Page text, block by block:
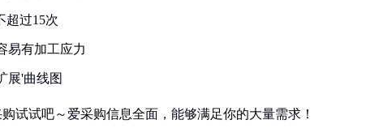
超过15次
易有加工应力
展'曲线图
试试吧～爱采购信息全面，能够满足你的大量需求！